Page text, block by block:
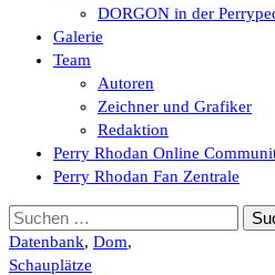
DORGON in der
Galerie
Team
Autoren
Zeichner und Grafiker
Redaktion
Perry Rhodan Online
Perry Rhodan Fan Zentrale
Suchen
nach:
Datenbank, Dom,
Schauplätze